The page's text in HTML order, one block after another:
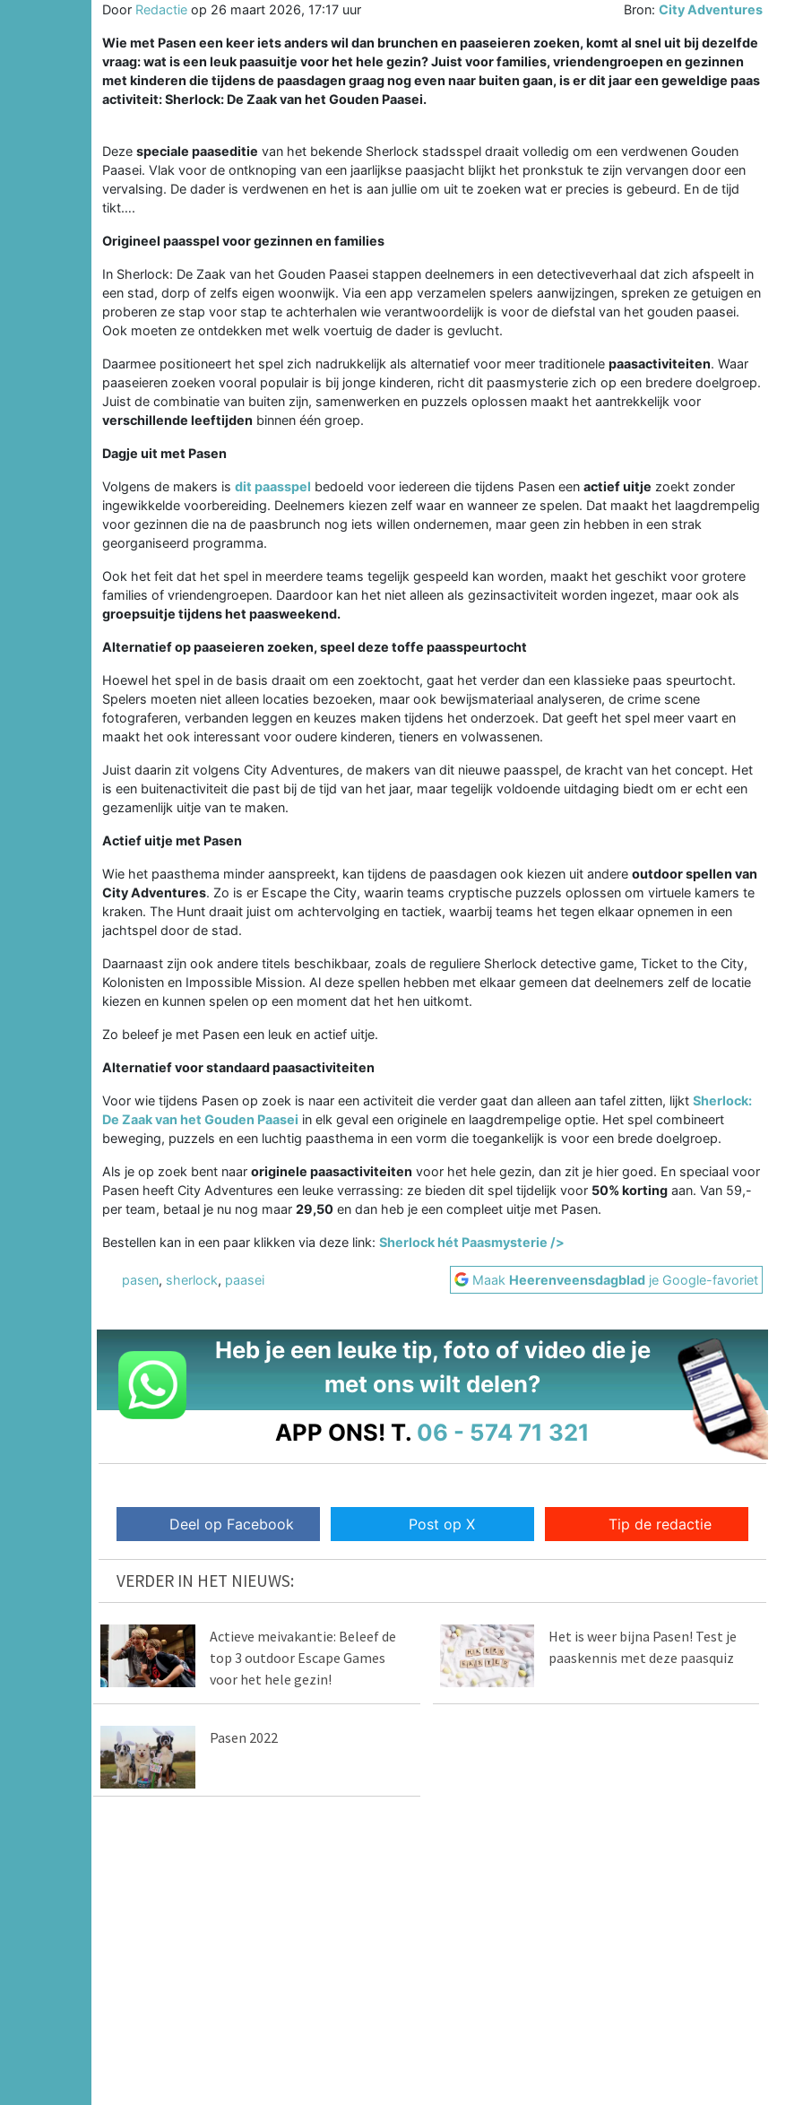
Door Redactie op 26 maart 2026, 17:17 uur Bron:City Adventures
Wie met Pasen een keer iets anders wil dan brunchen en paaseieren zoeken, komt al snel uit bij dezelfde
vraag: wat is een leuk paasuitje voor het hele gezin? Juist voor families, vriendengroepen en gezinnen
met kinderen die tijdens de paasdagen graag nog even naar buiten gaan, is er dit jaar een geweldige paas
activiteit: Sherlock: De Zaak van het Gouden Paasei.
Deze speciale paaseditie van het bekende Sherlock stadsspel draait volledig om een verdwenen Gouden
Paasei. Vlak voor de ontknoping van een jaarlijkse paasjacht blijkt het pronkstuk te zijn vervangen door een
vervalsing. De dader is verdwenen en het is aan jullie om uit te zoeken wat er precies is gebeurd. En de tijd
tikt….
Origineel paasspel voor gezinnen en families
In Sherlock: De Zaak van het Gouden Paasei stappen deelnemers in een detectiveverhaal dat zich afspeelt in
een stad, dorp of zelfs eigen woonwijk. Via een app verzamelen spelers aanwijzingen, spreken ze getuigen en
proberen ze stap voor stap te achterhalen wie verantwoordelijk is voor de diefstal van het gouden paasei.
Ook moeten ze ontdekken met welk voertuig de dader is gevlucht.
Daarmee positioneert het spel zich nadrukkelijk als alternatief voor meer traditionele paasactiviteiten. Waar
paaseieren zoeken vooral populair is bij jonge kinderen, richt dit paasmysterie zich op een bredere doelgroep.
Juist de combinatie van buiten zijn, samenwerken en puzzels oplossen maakt het aantrekkelijk voor
verschillende leeftijden binnen één groep.
Dagje uit met Pasen
Volgens de makers is dit paasspel bedoeld voor iedereen die tijdens Pasen een actief uitje zoekt zonder
ingewikkelde voorbereiding. Deelnemers kiezen zelf waar en wanneer ze spelen. Dat maakt het laagdrempelig
voor gezinnen die na de paasbrunch nog iets willen ondernemen, maar geen zin hebben in een strak
georganiseerd programma.
Ook het feit dat het spel in meerdere teams tegelijk gespeeld kan worden, maakt het geschikt voor grotere
families of vriendengroepen. Daardoor kan het niet alleen als gezinsactiviteit worden ingezet, maar ook als
groepsuitje tijdens het paasweekend.
Alternatief op paaseieren zoeken, speel deze toffe paasspeurtocht
Hoewel het spel in de basis draait om een zoektocht, gaat het verder dan een klassieke paas speurtocht.
Spelers moeten niet alleen locaties bezoeken, maar ook bewijsmateriaal analyseren, de crime scene
fotograferen, verbanden leggen en keuzes maken tijdens het onderzoek. Dat geeft het spel meer vaart en
maakt het ook interessant voor oudere kinderen, tieners en volwassenen.
Juist daarin zit volgens City Adventures, de makers van dit nieuwe paasspel, de kracht van het concept. Het
is een buitenactiviteit die past bij de tijd van het jaar, maar tegelijk voldoende uitdaging biedt om er echt een
gezamenlijk uitje van te maken.
Actief uitje met Pasen
Wie het paasthema minder aanspreekt, kan tijdens de paasdagen ook kiezen uit andere outdoor spellen van
City Adventures. Zo is er Escape the City, waarin teams cryptische puzzels oplossen om virtuele kamers te
kraken. The Hunt draait juist om achtervolging en tactiek, waarbij teams het tegen elkaar opnemen in een
jachtspel door de stad.
Daarnaast zijn ook andere titels beschikbaar, zoals de reguliere Sherlock detective game, Ticket to the City,
Kolonisten en Impossible Mission. Al deze spellen hebben met elkaar gemeen dat deelnemers zelf de locatie
kiezen en kunnen spelen op een moment dat het hen uitkomt.
Zo beleef je met Pasen een leuk en actief uitje.
Alternatief voor standaard paasactiviteiten
Voor wie tijdens Pasen op zoek is naar een activiteit die verder gaat dan alleen aan tafel zitten, lijkt Sherlock:
De Zaak van het Gouden Paasei in elk geval een originele en laagdrempelige optie. Het spel combineert
beweging, puzzels en een luchtig paasthema in een vorm die toegankelijk is voor een brede doelgroep.
Als je op zoek bent naar originele paasactiviteiten voor het hele gezin, dan zit je hier goed. En speciaal voor
Pasen heeft City Adventures een leuke verrassing: ze bieden dit spel tijdelijk voor 50% korting aan. Van 59,-
per team, betaal je nu nog maar 29,50 en dan heb je een compleet uitje met Pasen.
Bestellen kan in een paar klikken via deze link: Sherlock hét Paasmysterie />
pasen, sherlock, paasei Maak Heerenveensdagblad je Google-favoriet
Heb je een leuke tip, foto of video die je
met ons wilt delen?
APP ONS! T. 06 - 574 71 321
Deel op Facebook Post op X Tip de redactie
VERDER IN HET NIEUWS:
Actieve meivakantie: Beleef de
top 3 outdoor Escape Games
voor het hele gezin!
Het is weer bijna Pasen! Test je
paaskennis met deze paasquiz
Pasen 2022